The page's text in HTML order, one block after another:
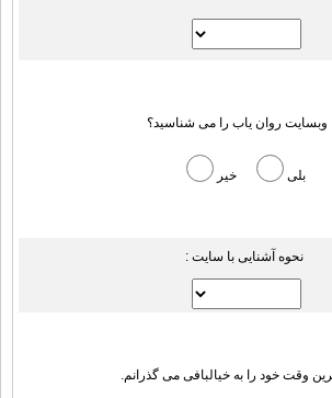
وبسایت روان یاب را می شناسید؟
بلی خیر
نحوه آشنایی با سایت :